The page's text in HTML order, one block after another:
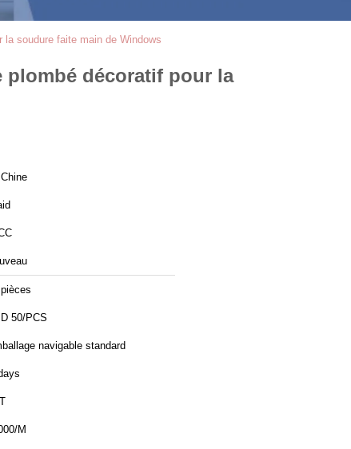
soudure faite main de Windows
plombé décoratif pour la
50/PCS
navigable standard
M